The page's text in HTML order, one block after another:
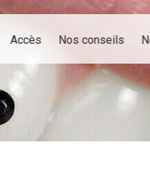
Accès Nos conseils